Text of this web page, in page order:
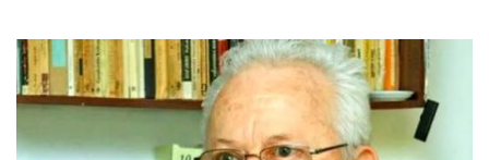
Soluții
Ingenioase